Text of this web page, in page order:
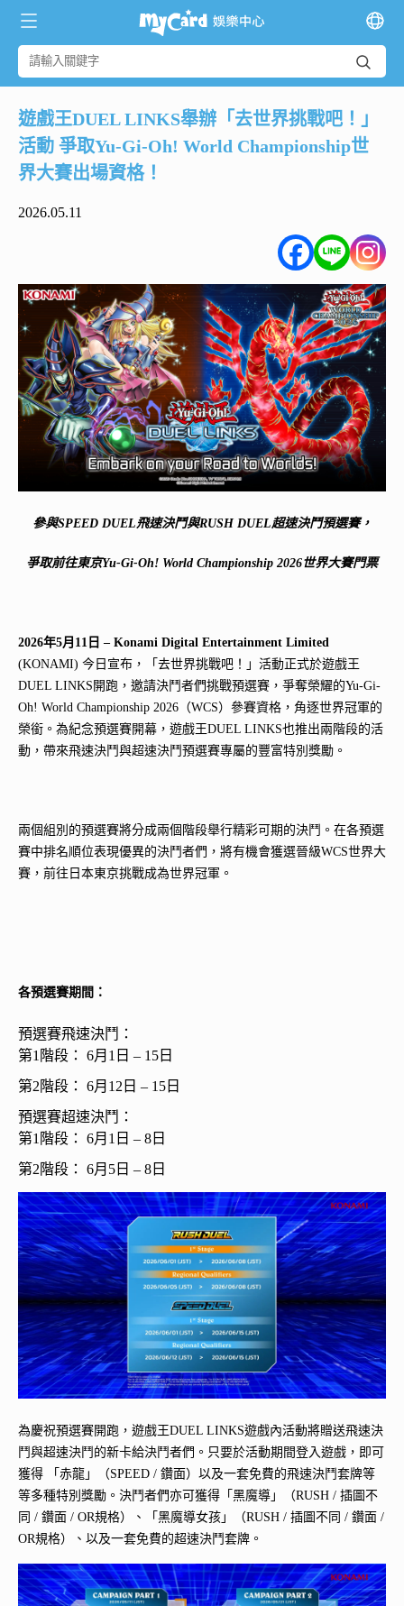
遊戲王DUEL LINKS舉辦「去世界挑戰吧！」
活動 爭取Yu-Gi-Oh! World Championship世
界大賽出場資格！
2026.05.11
參與SPEED DUEL飛速決鬥與RUSH DUEL超速決鬥預選賽，
爭取前往東京Yu-Gi-Oh! World Championship 2026世界大賽門票
2026年5月 11 日 – Konami Digital Entertainment Limited
(KONAMI) 今日宣布，「去世界挑戰吧！」活動正式於遊戲王
DUEL LINKS開跑，邀請決鬥者們挑戰預選賽，爭奪榮耀的Yu-Gi-
Oh! World Championship 2026（WCS）參賽資格，角逐世界冠軍的
榮銜。為紀念預選賽開幕，遊戲王DUEL LINKS也推出兩階段的活
動，帶來飛速決鬥與超速決鬥預選賽專屬的豐富特別獎勵。
兩個組別的預選賽將分成兩個階段舉行精彩可期的決鬥。在各預選
賽中排名順位表現優異的決鬥者們，將有機會獲選晉級WCS世界大
賽，前往日本東京挑戰成為世界冠軍。
各預選賽期間：
預選賽飛速決鬥：
第1階段： 6月1日 – 15日
第2階段： 6月12日 – 15日
預選賽超速決鬥：
第1階段： 6月1日 – 8日
第2階段： 6月5日 – 8日
為慶祝預選賽開跑，遊戲王DUEL LINKS遊戲內活動將贈送飛速決
鬥與超速決鬥的新卡給決鬥者們。只要於活動期間登入遊戲，即可
獲得 「赤龍」（SPEED / 鑽面）以及一套免費的飛速決鬥套牌等
等多種特別獎勵。決鬥者們亦可獲得「黑魔導」（RUSH / 插圖不
同 / 鑽面 / OR規格）、「黑魔導女孩」（RUSH / 插圖不同 / 鑽面 /
OR規格）、以及一套免費的超速決鬥套牌。